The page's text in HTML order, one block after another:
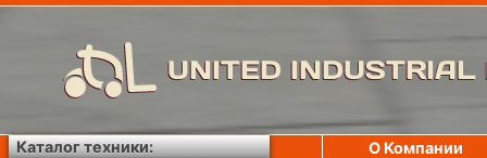
UNITED INDUSTRIAL
О Компании
Каталог техники: